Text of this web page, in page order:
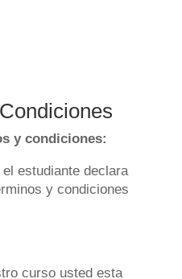
y condiciones:
estudiante declara
y condiciones
curso usted esta